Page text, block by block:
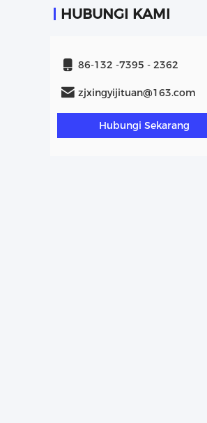
HUBUNGI KAMI
86-132 -7395 - 2362
zjxingyijituan@163.com
Hubungi Sekarang